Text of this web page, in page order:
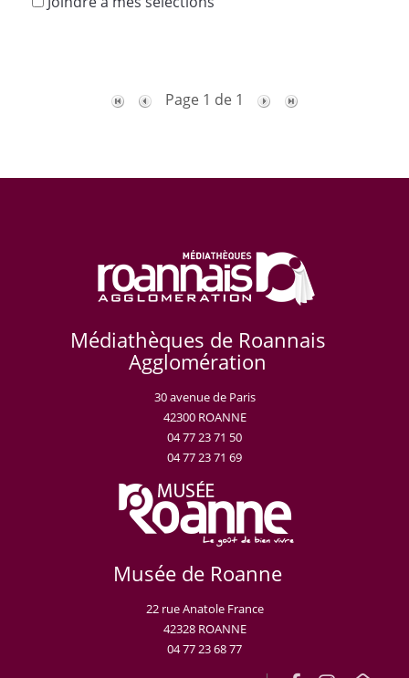
Page 1 de 1
Médiathèques de Roannais
Agglomération
30 avenue de Paris
42300 ROANNE
04 77 23 71 50
04 77 23 71 69
Musée de Roanne
22 rue Anatole France
42328 ROANNE
04 77 23 68 77